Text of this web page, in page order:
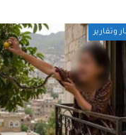
وتقارير